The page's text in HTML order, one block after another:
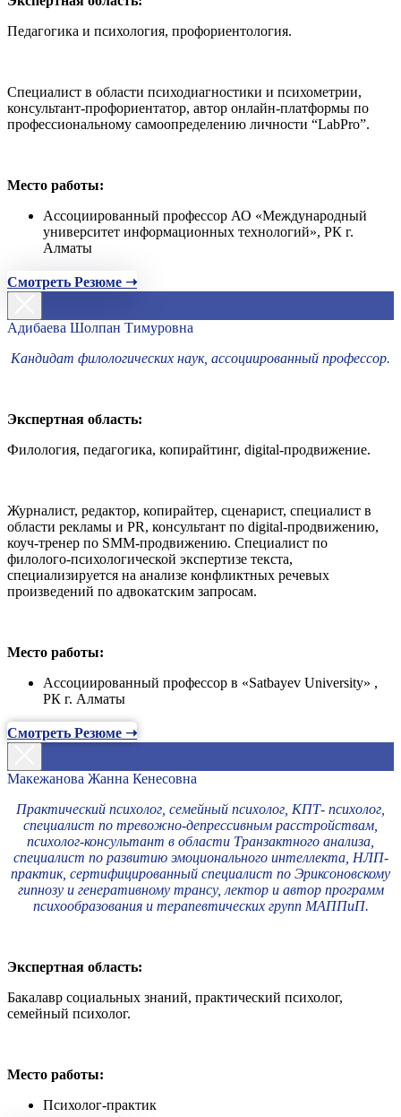
Педагогика и психология, профориентология.
Специалист в области психодиагностики и психометрии,
консультант-профориентатор, автор онлайн-платформы по
профессиональному самоопределению личности “LabPro”.
Место работы:
Ассоциированный профессор АО «Международный
университет информационных технологий», РК г.
Алматы
Смотреть Резюме ➝
Адибаева Шолпан Тимуровна
Кандидат филологических наук, ассоциированный профессор.
Экспертная область:
Филология, педагогика, копирайтинг, digital-продвижение.
Журналист, редактор, копирайтер, сценарист, специалист в
области рекламы и PR, консультант по digital-продвижению,
коуч-тренер по SMM-продвижению. Специалист по
филолого-психологической экспертизе текста,
специализируется на анализе конфликтных речевых
произведений по адвокатским запросам.
Место работы:
Ассоциированный профессор в «Satbayev University» ,
РК г. Алматы
Смотреть Резюме ➝
Макежанова Жанна Кенесовна
Практический психолог, семейный психолог, КПТ- психолог,
специалист по тревожно-депрессивным расстройствам,
психолог-консультант в области Транзактного анализа,
специалист по развитию эмоционального интеллекта, НЛП-
практик, сертифицированный специалист по Эриксоновскому
гипнозу и генеративному трансу, лектор и автор программ
психообразования и терапевтических групп МАППиП.
Экспертная область:
Бакалавр социальных знаний, практический психолог,
семейный психолог.
Место работы:
Психолог-практик